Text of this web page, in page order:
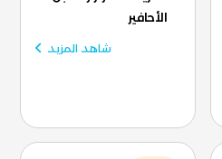
الأحافير
شاهد المزيد